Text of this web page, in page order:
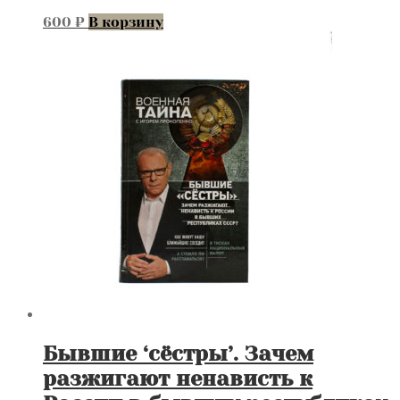
600 ₽ В корзину
Бывшие ‘сёстры’. Зачем
разжигают ненависть к